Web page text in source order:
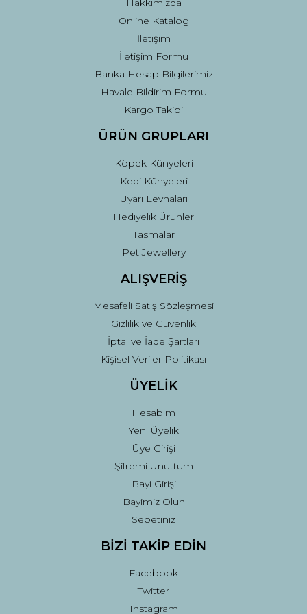
Gönder
Hakkımızda
Online Katalog
İletişim
İletişim Formu
Banka Hesap Bilgilerimiz
Havale Bildirim Formu
Kargo Takibi
ÜRÜN GRUPLARI
Köpek Künyeleri
Kedi Künyeleri
Uyarı Levhaları
Hediyelik Ürünler
Tasmalar
Pet Jewellery
ALIŞVERİŞ
Mesafeli Satış Sözleşmesi
Gizlilik ve Güvenlik
İptal ve İade Şartları
Kişisel Veriler Politikası
ÜYELİK
Hesabım
Yeni Üyelik
Üye Girişi
Şifremi Unuttum
Bayi Girişi
Bayimiz Olun
Sepetiniz
BİZİ TAKİP EDİN
Facebook
Twitter
Instagram